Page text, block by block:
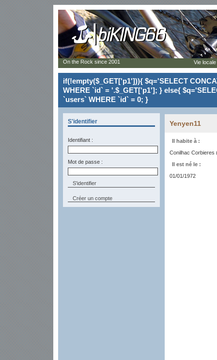
if(!empty($_GET['p1'])){ $q='SELECT
WHERE `id` = '.$_GET['p1']; } else{
`users` WHERE `id` = 0; }
S'identifier
Identifiant :
Mot de passe :
Créer un compte
Yenyen11
Il habite à :
Conilhac Corbieres
Il est né le :
01/01/1972
On the Rock since 2001 Vie